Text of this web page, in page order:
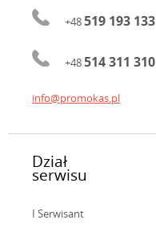
+48519 193 133
+48514 311 310
info@promokas.pl
Dział
serwisu
I Serwisant